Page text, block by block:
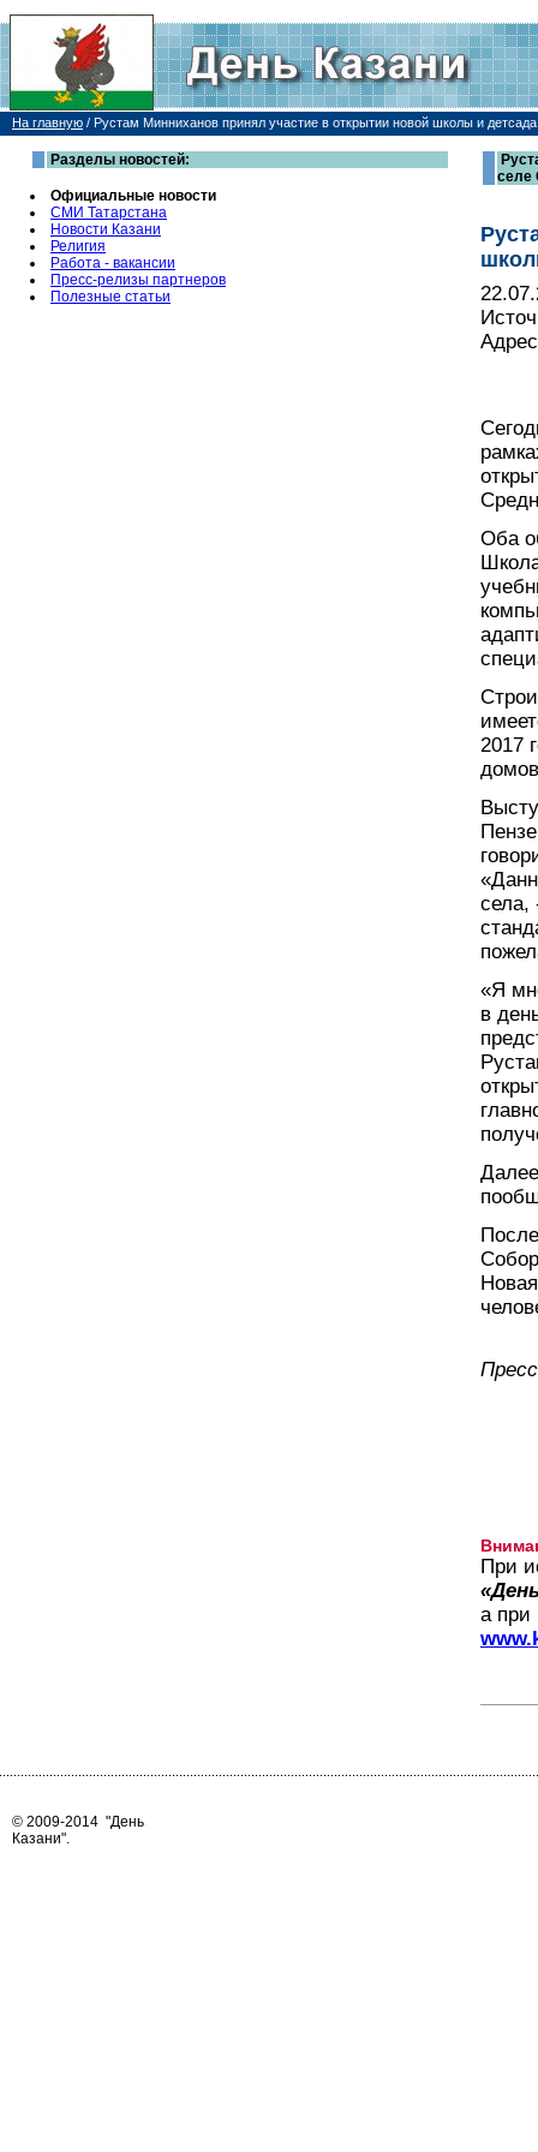
На главную / Рустам Минниханов принял участие в открытии новой школы и
Разделы новостей:
Официальные новости
СМИ Татарстана
Новости Казани
Религия
Работа - вакансии
Пресс-релизы партнеров
Полезные статьи
селе
Оба
2017
села,
«Я
в
При
а при
© 2009-2014 "День
Казани".